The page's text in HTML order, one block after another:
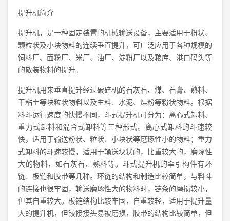
提升机简介
提升机，是一种固定装置的机械输送设备，主要适用于粉状、
颗粒状及小块物料的连续垂直提升，可广泛应用于各种规模的
饲料厂、面粉厂、米厂、油厂、淀粉厂以及粮库、港口码头等
的散装物料的提升。
提升机用来垂直提升经过破碎机的石灰石、煤、石膏、熟料、
干粘土等块粒状物料以及生料、水泥、煤粉等粉状物料。根据
料斗运行速度的快慢不同，斗式提升机可分为：离心式卸料、
重力式卸料和混合式卸料等三种形式。离心式卸料的斗速较
快，适用于输送粉状、粒状、小块状等磨琢性小的物料；重力
式卸料的斗速较慢，适用于输送块状的，比重较大的，磨琢性
大的物料，如石灰石、熟料等。斗式提升机的牵引构件有环
链、板链和胶带等几种。环链的结构和制造比较简单，与料斗
的连接也很牢固，输送磨琢性大的物料时，链条的磨损较小，
但其自重较大。板链结构比较牢固，自重较轻，适用于提升量
大的提升机，但铰接接头易被磨损，胶带的结构比较简单，但